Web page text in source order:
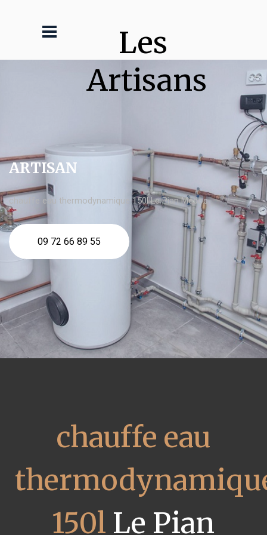
Les
Artisans
ARTISAN
chauffe eau thermodynamique 150l Le Pian Médoc
09 72 66 89 55
chauffe eau
150l Le Pian